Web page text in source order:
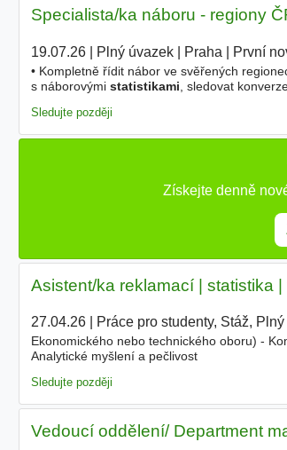
Specialista/ka náboru - regiony
19.07.26| Plný úvazek| Praha První
• Kompletně řídit nábor ve svěřených
s náborovými statistikami , sledovat
Sledujte později
Získejte denně
Asistent/ka reklamací | statistika
27.04.26| Práce pro studenty, Stáž,
Ekonomického nebo technického oboru) -
Analytické myšlení a pečlivost
Sledujte později
Vedoucí oddělení/ Department